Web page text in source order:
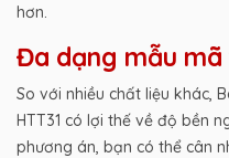
hơn.
Đa dạng mẫu
So với nhiều chất liệu khác,
HTT31 có lợi thế về độ bền
phương án, bạn có thể cân